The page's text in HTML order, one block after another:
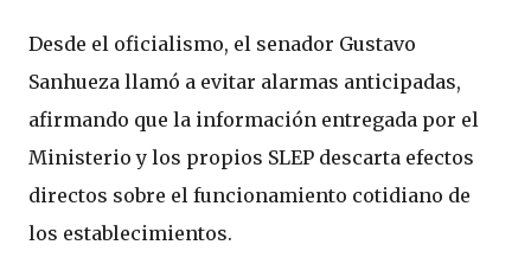
Desde el oficialismo, el senador Gustavo
Sanhueza llamó a evitar alarmas anticipadas,
afirmando que la información entregada por el
Ministerio y los propios SLEP descarta efectos
directos sobre el funcionamiento cotidiano de
los establecimientos.